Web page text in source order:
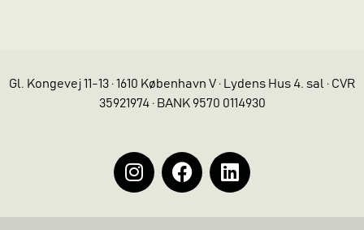
Gl. Kongevej 11-13 · 1610 København V · Lydens Hus 4. sal · CVR
35921974 · BANK 9570 0114930